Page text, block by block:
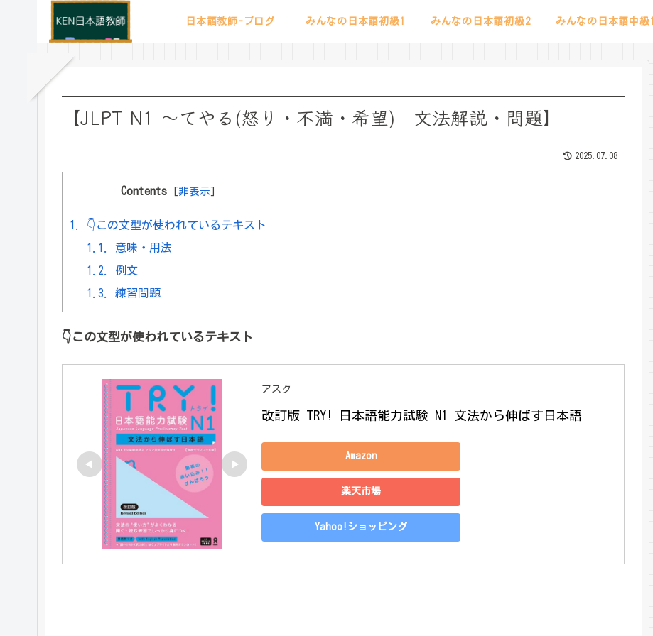
日本語教師-ブログ みんなの日本語初級1 みんなの日本語初級2 みんなの日本語中級1
【JLPT N1 ～てやる(怒り・不満・希望) 文法解説・問題】
2025.07.08
Contents [非表示]
1.
👇この文型が使われているテキスト
1.1.
意味・用法
1.2.
例文
1.3.
練習問題
👇この文型が使われているテキスト
アスク
改訂版 TRY! 日本語能力試験 N1 文法から伸ばす日本語
Amazon
楽天市場
Yahoo!ショッピング